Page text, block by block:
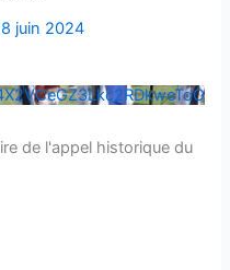
juin 2024
de l'appel historique du